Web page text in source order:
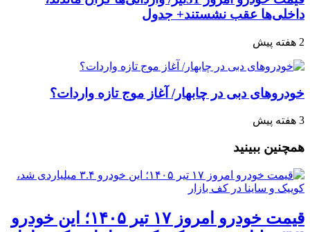
داخلی‌ها عقب نشستند+ جدول
2 هفته پیش
خودروهای دبی در چابهار/ آغاز موج تازه واردات؟
3 هفته پیش
همچنین ببینید
قیمت خودرو امروز ۱۷ تیر ۱۴۰۵؛ این خودرو